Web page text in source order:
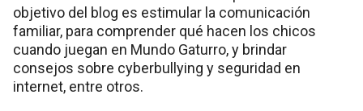
objetivo del blog es estimular la comunicación
familiar, para comprender qué hacen los chicos
cuando juegan en Mundo Gaturro, y brindar
consejos sobre cyberbullying y seguridad en
internet, entre otros.